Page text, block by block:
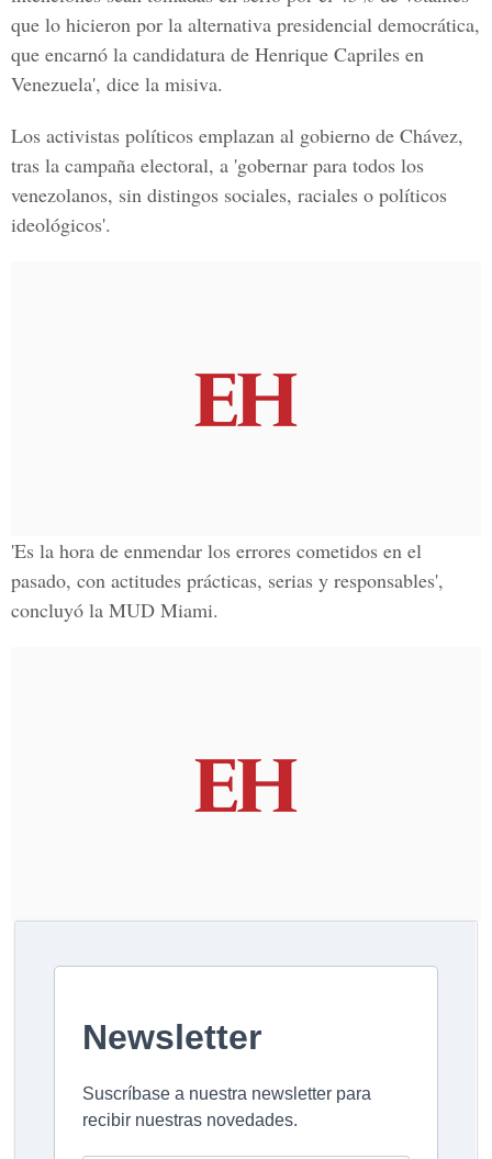
que lo hicieron por la alternativa presidencial democrática,
que encarnó la candidatura de Henrique Capriles en
Venezuela', dice la misiva.
Los activistas políticos emplazan al gobierno de Chávez,
tras la campaña electoral, a 'gobernar para todos los
venezolanos, sin distingos sociales, raciales o políticos
ideológicos'.
'Es la hora de enmendar los errores cometidos en el
pasado, con actitudes prácticas, serias y responsables',
concluyó la MUD Miami.